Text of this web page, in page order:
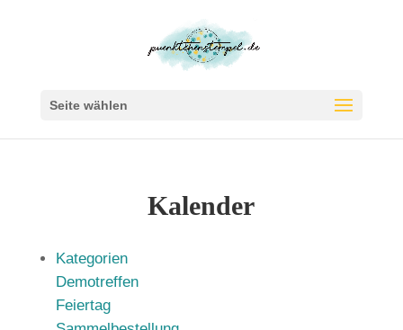
Seite wählen
Kalender
Kategorien
Demotreffen
Feiertag